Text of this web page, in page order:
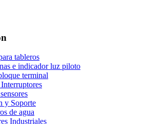
tableros
e indicador luz piloto
terminal
y Soporte
de agua
Industriales